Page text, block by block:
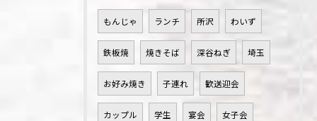
もんじゃ ランチ 所沢 わいず
鉄板焼 焼きそば 深谷ねぎ 埼玉
お好み焼き 子連れ 歓送迎会
カップル 学生 宴会 女子会